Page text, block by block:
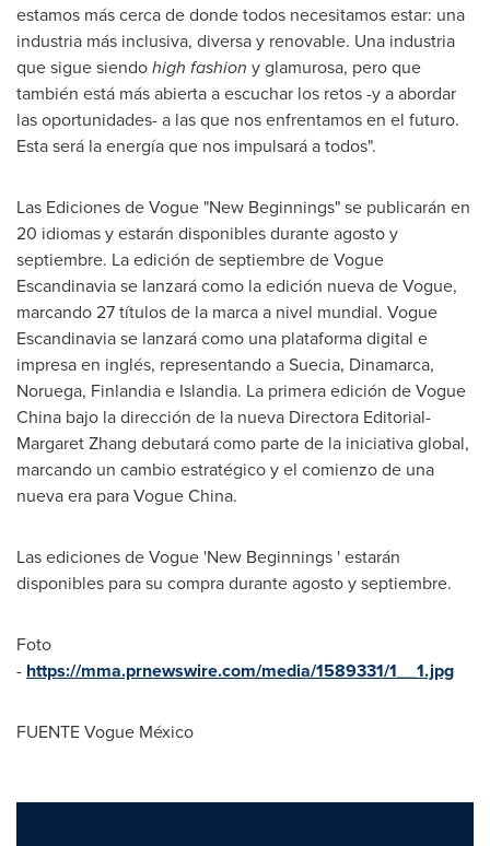
estamos más cerca de donde todos necesitamos estar: una
industria más inclusiva, diversa y renovable. Una industria
que sigue siendohigh fashion y glamurosa, pero que
también está más abierta a escuchar los retos -y a abordar
las oportunidades- a las que nos enfrentamos en el futuro.
Esta será la energía que nos impulsará a todos".
Las Ediciones de Vogue "New Beginnings" se publicarán en
20 idiomas y estarán disponibles durante agosto y
septiembre. La edición de septiembre de Vogue
Escandinavia se lanzará como la edición nueva de Vogue,
marcando 27 títulos de la marca a nivel mundial. Vogue
Escandinavia se lanzará como una plataforma digital e
impresa en inglés, representando a Suecia, Dinamarca,
Noruega, Finlandia e Islandia. La primera edición de Vogue
China bajo la dirección de la nueva Directora Editorial-
Margaret Zhang debutará como parte de la iniciativa global,
marcando un cambio estratégico y el comienzo de una
nueva era para Vogue China.
Las ediciones de Vogue 'New Beginnings ' estarán
disponibles para su compra durante agosto y septiembre.
Foto
- https://mma.prnewswire.com/media/1589331/1__1.jpg
FUENTE Vogue México